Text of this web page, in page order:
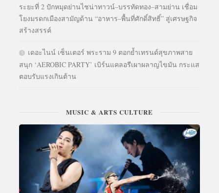
ระยะที่ 2 ปักหมุดย่านไชน่าทาวน์–บรรทัดทอง–สามย่าน เชื่อม
โยงมรดกเมืองสามัญด้าน “อาหาร–พื้นที่ศักดิ์สิทธิ์” สู่เศรษฐกิจ
สร้างสรรค์
เดอะไนน์ เซ็นเตอร์ พระราม 9 ตอกย้ำเทรนด์สุขภาพสาย
สนุก ‘AEROBIC PARTY’ เบิร์นแคลอรีเผาผลาญไขมัน กระแส
ตอบรับแรงเกินต้าน
MUSIC & ARTS CULTURE